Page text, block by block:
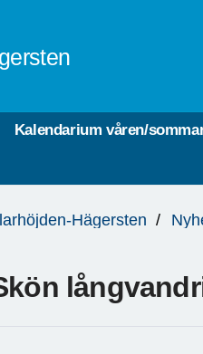
Kalendarium våren/
Hägersten